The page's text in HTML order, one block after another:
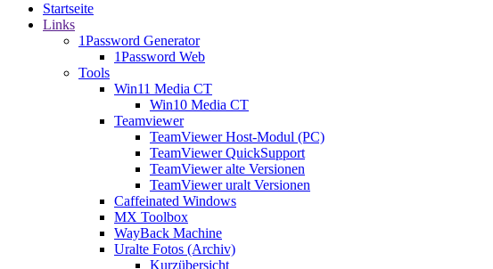
Startseite
Links
1Password Generator
1Password Web
Tools
Win11 Media CT
Win10 Media CT
Teamviewer
TeamViewer Host-Modul (PC)
TeamViewer QuickSupport
TeamViewer alte Versionen
TeamViewer uralt Versionen
Caffeinated Windows
MX Toolbox
WayBack Machine
Uralte Fotos (Archiv)
Kurzübersicht